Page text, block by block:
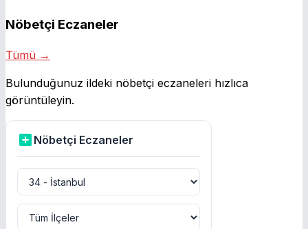
Nöbetçi Eczaneler
Tümü →
Bulunduğunuz ildeki nöbetçi eczaneleri hızlıca
görüntüleyin.